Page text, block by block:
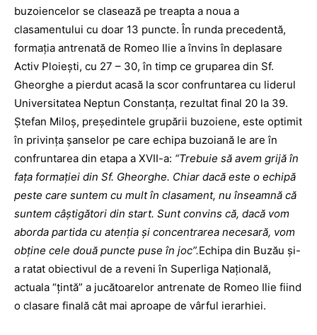
buzoiencelor se clasează pe treapta a noua a
clasamentului cu doar 13 puncte. În runda precedentă,
formaţia antrenată de Romeo Ilie a învins în deplasare
Activ Ploieşti, cu 27 – 30, în timp ce gruparea din Sf.
Gheorghe a pierdut acasă la scor confruntarea cu liderul
Universitatea Neptun Constanţa, rezultat final 20 la 39.
Ştefan Miloş, preşedintele grupării buzoiene, este optimit
în privinţa şanselor pe care echipa buzoiană le are în
confruntarea din etapa a XVII-a: “Trebuie să avem grijă în
faţa formaţiei din Sf. Gheorghe. Chiar dacă este o echipă
peste care suntem cu mult în clasament, nu înseamnă că
suntem câştigători din start. Sunt convins că, dacă vom
aborda partida cu atenţia şi concentrarea necesară, vom
obţine cele două puncte puse în joc”.Echipa din Buzău şi-
a ratat obiectivul de a reveni în Superliga Naţională,
actuala “ţintă” a jucătoarelor antrenate de Romeo Ilie fiind
o clasare finală cât mai aproape de vârful ierarhiei.